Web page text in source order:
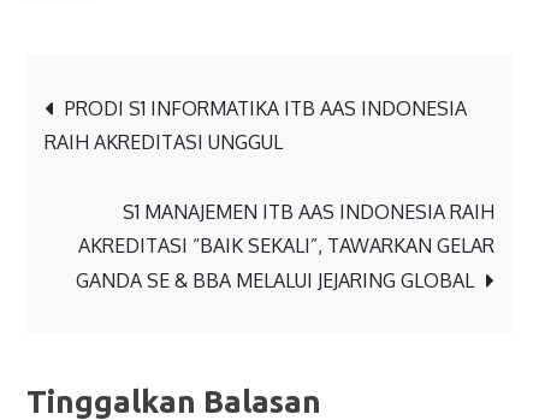
PRODI S1 INFORMATIKA ITB AAS INDONESIA
RAIH AKREDITASI UNGGUL
S1 MANAJEMEN ITB AAS INDONESIA RAIH
AKREDITASI “BAIK SEKALI”, TAWARKAN GELAR
GANDA SE & BBA MELALUI JEJARING GLOBAL
Tinggalkan Balasan